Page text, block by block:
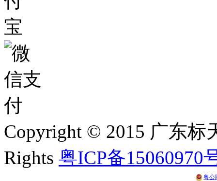
Copyright © 2015 广东
Rights 粤ICP备15060970
粤公